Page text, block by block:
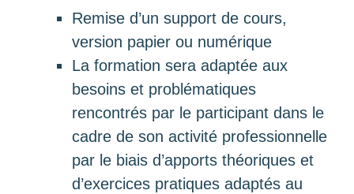
Remise d’un support de cours,
version papier ou numérique
La formation sera adaptée aux
besoins et problématiques
rencontrés par le participant dans le
cadre de son activité professionnelle
par le biais d’apports théoriques et
d’exercices pratiques adaptés au